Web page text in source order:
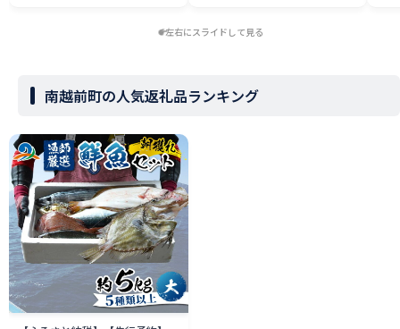
左右にスライドして見る
南越前町の人気返礼品ランキング